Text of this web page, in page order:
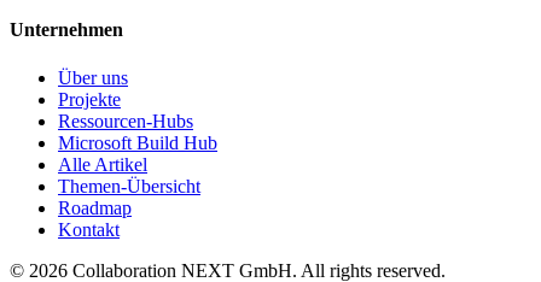
Unternehmen
Über uns
Projekte
Ressourcen-Hubs
Microsoft Build Hub
Alle Artikel
Themen-Übersicht
Roadmap
Kontakt
© 2026 Collaboration NEXT GmbH. All rights reserved.